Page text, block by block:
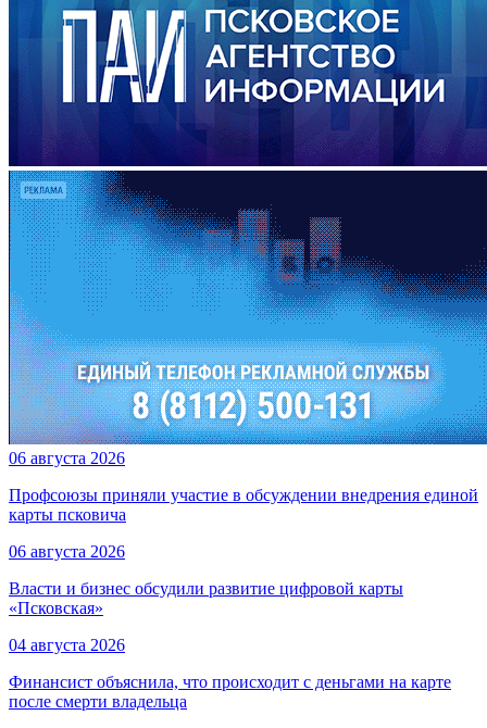
06 августа 2026
Профсоюзы приняли участие в обсуждении внедрения единой
карты псковича
06 августа 2026
Власти и бизнес обсудили развитие цифровой карты
«Псковская»
04 августа 2026
Финансист объяснила, что происходит с деньгами на карте
после смерти владельца